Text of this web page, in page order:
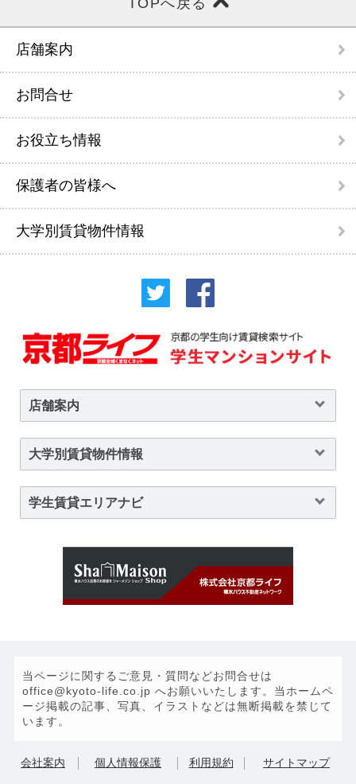
店舗案内
お問合せ
お役立ち情報
保護者の皆様へ
大学別賃貸物件情報
店舗案内
大学別賃貸物件情報
学生賃貸エリアナビ
当ページに関するご意見・質問などお問合せは
office@kyoto-life.co.jp へお願いいたします。当ホームペ
ージ掲載の記事、写真、イラストなどは無断掲載を禁じて
います。
会社案内 個人情報保護 利用規約 サイトマップ